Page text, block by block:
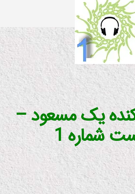
پادکست
شماره
1
یک مسعود –
شماره 1